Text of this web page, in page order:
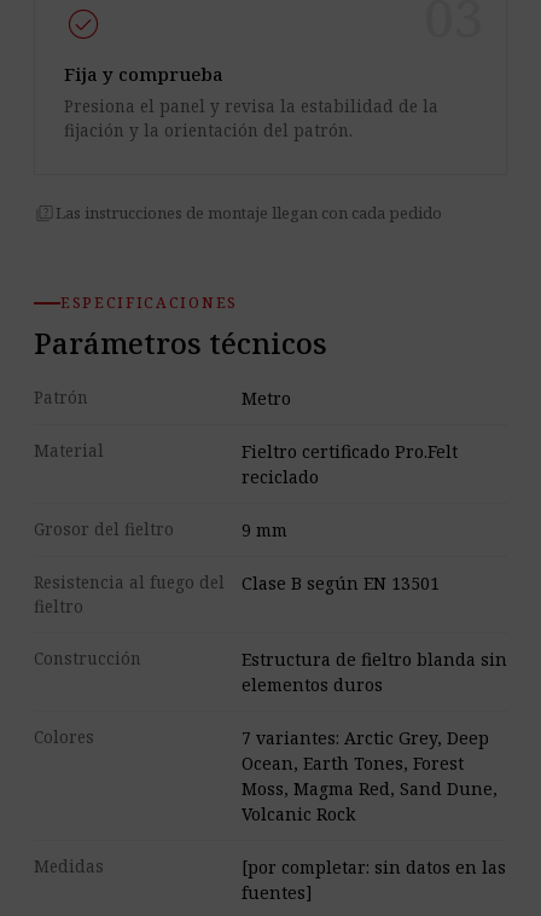
check_circle
Fija y comprueba
Presiona el panel y revisa la estabilidad de la
fijación y la orientación del patrón.
quiz Las instrucciones de montaje llegan con cada pedido
ESPECIFICACIONES
Parámetros técnicos
Patrón Metro
Material
Fieltro certificado Pro.Felt
reciclado
Grosor del fieltro 9 mm
Resistencia al fuego del
fieltro
Clase B según EN 13501
Construcción
Estructura de fieltro blanda sin
elementos duros
Colores
7 variantes: Arctic Grey, Deep
Ocean, Earth Tones, Forest
Moss, Magma Red, Sand Dune,
Volcanic Rock
Medidas
[por completar: sin datos en las
fuentes]